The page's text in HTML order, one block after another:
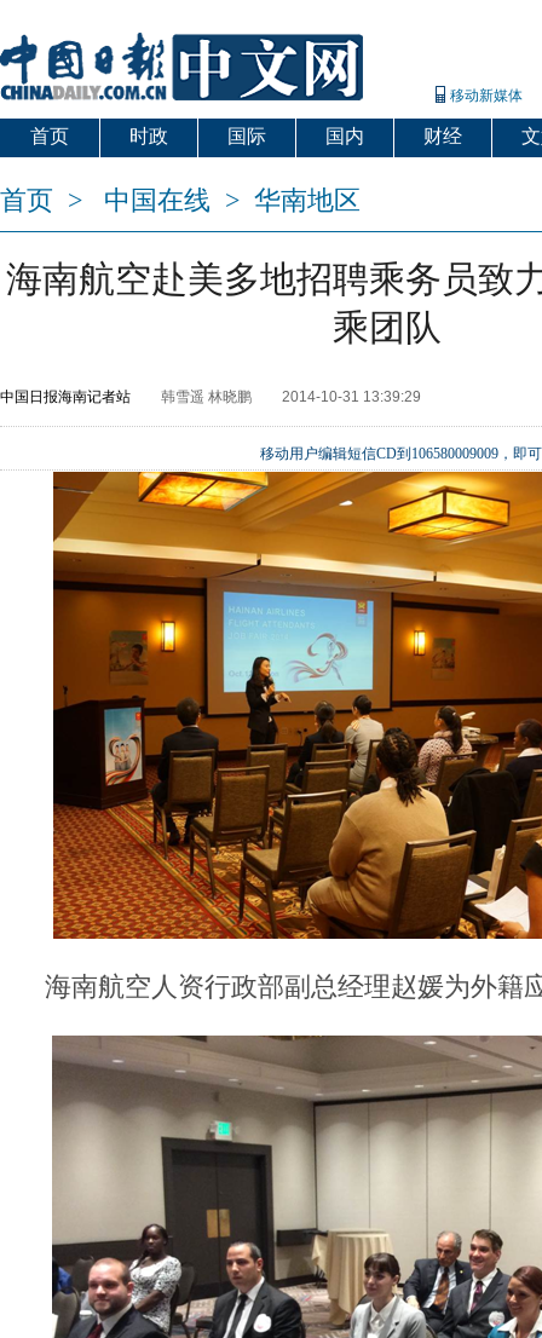
移动新媒体
首页 时政 国际 国内 财经
首页 > 中国在线 > 华南地区
海南航空赴美多地招聘乘务员致
乘团队
中国日报海南记者站 韩雪遥 林晓鹏 2014-10-31 13:39:29
移动用户编辑短信CD到106580009009，即
海南航空人资行政部副总经理赵媛为外籍